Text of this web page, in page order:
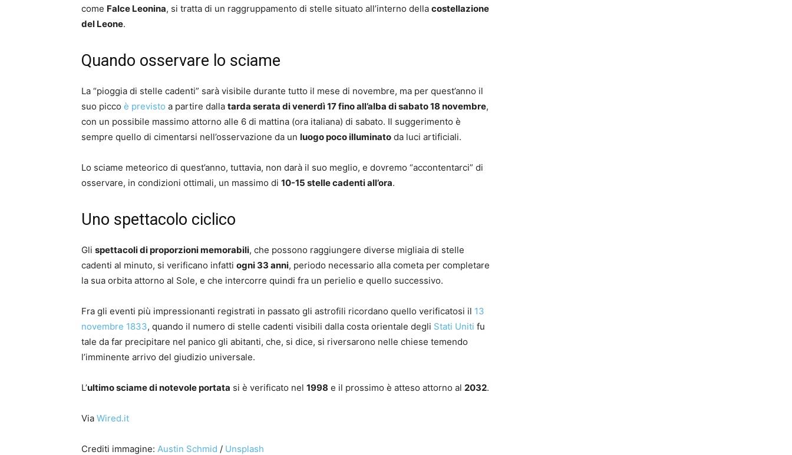
come Falce Leonina, si tratta di un raggruppamento di stelle situato all’interno della costellazione
del Leone.
Quando osservare lo sciame
La “pioggia di stelle cadenti” sarà visibile durante tutto il mese di novembre, ma per quest’anno il
suo picco è previsto a partire dalla tarda serata di venerdì 17 fino all’alba di sabato 18 novembre,
con un possibile massimo attorno alle 6 di mattina (ora italiana) di sabato. Il suggerimento è
sempre quello di cimentarsi nell’osservazione da un luogo poco illuminato da luci artificiali.
Lo sciame meteorico di quest’anno, tuttavia, non darà il suo meglio, e dovremo “accontentarci” di
osservare, in condizioni ottimali, un massimo di 10-15 stelle cadenti all’ora.
Uno spettacolo ciclico
Gli spettacoli di proporzioni memorabili, che possono raggiungere diverse migliaia di stelle
cadenti al minuto, si verificano infatti ogni 33 anni, periodo necessario alla cometa per completare
la sua orbita attorno al Sole, e che intercorre quindi fra un perielio e quello successivo.
Fra gli eventi più impressionanti registrati in passato gli astrofili ricordano quello verificatosi il 13
novembre 1833, quando il numero di stelle cadenti visibili dalla costa orientale degli Stati Uniti fu
tale da far precipitare nel panico gli abitanti, che, si dice, si riversarono nelle chiese temendo
l’imminente arrivo del giudizio universale.
L’ultimo sciame di notevole portata si è verificato nel 1998 e il prossimo è atteso attorno al 2032.
Via Wired.it
Crediti immagine: Austin Schmid / Unsplash